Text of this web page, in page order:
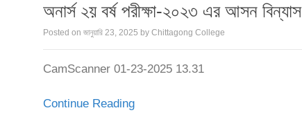
অনার্স ২য় বর্ষ পরীক্ষা-২০২৩ এর আসন বিন্যাস
Posted on জানুয়ারি 23, 2025 by Chittagong College
CamScanner 01-23-2025 13.31
Continue Reading